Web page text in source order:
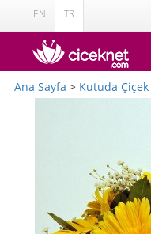
EN TR
Ana Sayfa > Kutuda Çiçek